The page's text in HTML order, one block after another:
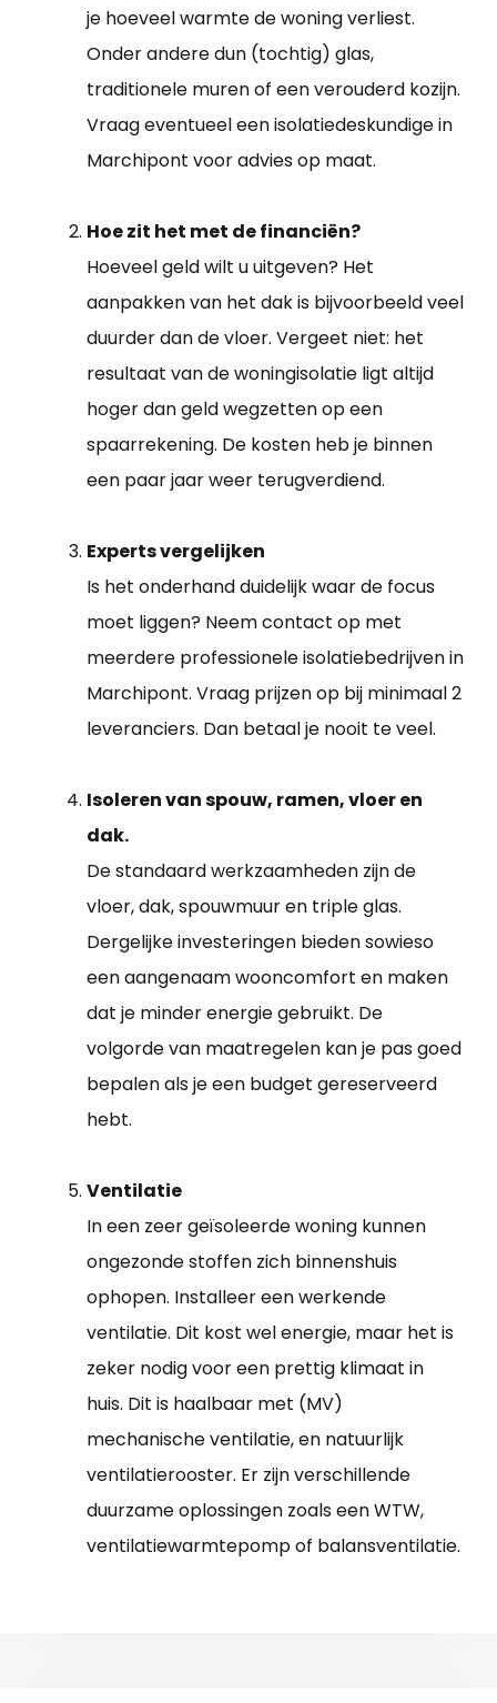
je hoeveel warmte de woning verliest.
Onder andere dun (tochtig) glas,
traditionele muren of een verouderd kozijn.
Vraag eventueel een isolatiedeskundige in
Marchipont voor advies op maat.
Hoe zit het met de financiën?
Hoeveel geld wilt u uitgeven? Het
aanpakken van het dak is bijvoorbeeld veel
duurder dan de vloer. Vergeet niet: het
resultaat van de woningisolatie ligt altijd
hoger dan geld wegzetten op een
spaarrekening. De kosten heb je binnen
een paar jaar weer terugverdiend.
Experts vergelijken
Is het onderhand duidelijk waar de focus
moet liggen? Neem contact op met
meerdere professionele isolatiebedrijven in
Marchipont. Vraag prijzen op bij minimaal 2
leveranciers. Dan betaal je nooit te veel.
Isoleren van spouw, ramen, vloer en
dak.
De standaard werkzaamheden zijn de
vloer, dak, spouwmuur en triple glas.
Dergelijke investeringen bieden sowieso
een aangenaam wooncomfort en maken
dat je minder energie gebruikt. De
volgorde van maatregelen kan je pas goed
bepalen als je een budget gereserveerd
hebt.
Ventilatie
In een zeer geïsoleerde woning kunnen
ongezonde stoffen zich binnenshuis
ophopen. Installeer een werkende
ventilatie. Dit kost wel energie, maar het is
zeker nodig voor een prettig klimaat in
huis. Dit is haalbaar met (MV)
mechanische ventilatie, en natuurlijk
ventilatierooster. Er zijn verschillende
duurzame oplossingen zoals een WTW,
ventilatiewarmtepomp of balansventilatie.